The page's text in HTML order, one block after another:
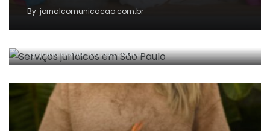
By jornalcomunicacao.com.br
Principais serviços jurídicos oferecidos por
escritórios de advocacia em São Paulo
Byjornalcomunicacao.com.br